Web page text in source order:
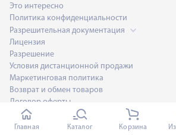
Это интересно
Политика конфиденциальности
Разрешительная документация
Лицензия
Разрешение
Условия дистанционной продажи
Маркетинговая политика
Возврат и обмен товаров
Договор оферты
Обратная связь
Розничная торговля лекарственными
Главная Каталог Корзина